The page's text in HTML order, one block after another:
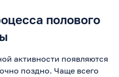
полового
активности появляются
поздно. Чаще всего